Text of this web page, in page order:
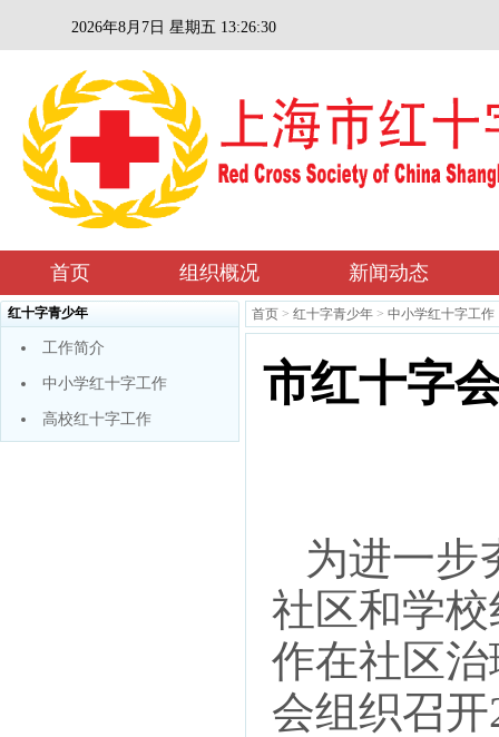
2026年8月7日 星期五 13:26:31
首页 组织概况 新闻动态
红十字青少年
工作简介
中小学红十字工作
高校红十字工作
首页 > 红十字青少年 > 中小学红十字工作
市红十字
为进一步
社区和学
作在社区
会组织召